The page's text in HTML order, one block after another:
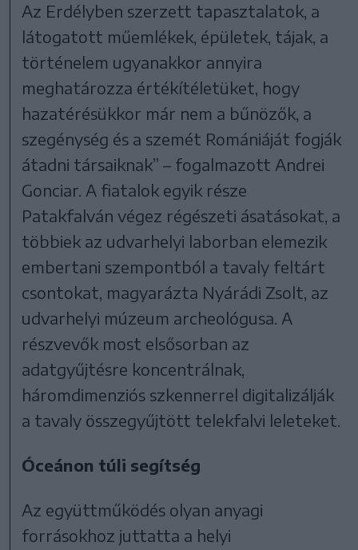
Az Erdélyben szerzett tapasztalatok, a
látogatott műemlékek, épületek, tájak, a
történelem ugyanakkor annyira
meghatározza értékítéletüket, hogy
hazatérésükkor már nem a bűnözők, a
szegénység és a szemét Romániáját fogják
átadni társaiknak” – fogalmazott Andrei
Gonciar. A fiatalok egyik része
Patakfalván végez régészeti ásatásokat, a
többiek az udvarhelyi laborban elemezik
embertani szempontból a tavaly feltárt
csontokat, magyarázta Nyárádi Zsolt, az
udvarhelyi múzeum archeológusa. A
részvevők most elsősorban az
adatgyűjtésre koncentrálnak,
háromdimenziós szkennerrel digitalizálják
a tavaly összegyűjtött telekfalvi leleteket.
Óceánon túli segítség
Az együttműködés olyan anyagi
forrásokhoz juttatta a helyi